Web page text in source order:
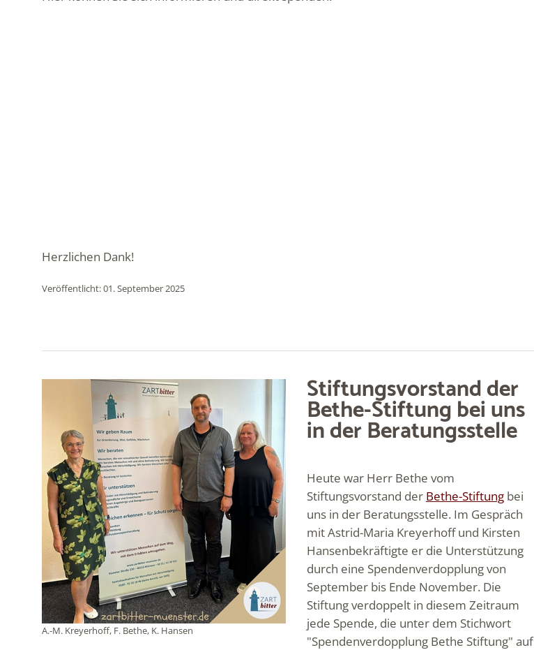
Herzlichen Dank!
Veröffentlicht: 01. September 2025
A.-M. Kreyerhoff, F. Bethe, K. Hansen
Stiftungsvorstand der
Bethe-Stiftung bei uns
in der Beratungsstelle
Heute war Herr Bethe vom
Stiftungsvorstand der Bethe-Stiftung bei
uns in der Beratungsstelle. Im Gespräch
mit Astrid-Maria Kreyerhoff und Kirsten
Hansenbekräftigte er die Unterstützung
durch eine Spendenverdopplung von
September bis Ende November. Die
Stiftung verdoppelt in diesem Zeitraum
jede Spende, die unter dem Stichwort
"Spendenverdopplung Bethe Stiftung" auf